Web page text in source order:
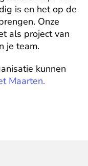
is en het op de
Onze
als project van
je team.
kunnen
Maarten.